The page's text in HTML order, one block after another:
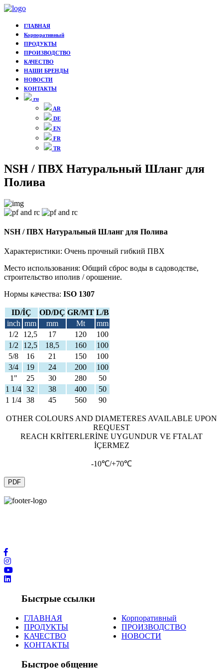
ГЛАВНАЯ
Корпоративный
ПРОДУКТЫ
ПРОИЗВОДСТВО
КАЧЕСТВО
НАШИ БРЕНДЫ
НОВОСТИ
КОНТАКТЫ
ru
AR
DE
EN
FR
TR
NSH / ПВХ Натуральный Шланг для
Полива
NSH / ПВХ Натуральный Шланг для Полива
Характеристики: Очень прочный гибкий ПВХ
Место использования: Общий сброс воды в садоводстве,
строительство иполив / орошение.
Нормы качества: ISO 1307
ID/İÇ OD/DÇ GR/MT L/B
inch mm mm Mt
mm
1/2
12,5 17 120
100
1/2
12,5 18,5 160
100
5/8
16 21 150
100
3/4
19 24 200
100
1"
25 30 280
50
1 1/4 32 38 400
50
1 1/4 38 45 560 90
OTHER COLOURS AND DIAMETERES AVAILABLE UPON
REQUEST
REACH KRİTERLERİNE UYGUNDUR VE FTALAT
İÇERMEZ
-10℃/+70℃
PDF
Быстрые ссылки
ГЛАВНАЯ
Корпоративный
ПРОДУКТЫ
ПРОИЗВОДСТВО
КАЧЕСТВО
НОВОСТИ
КОНТАКТЫ
Быстрое общение